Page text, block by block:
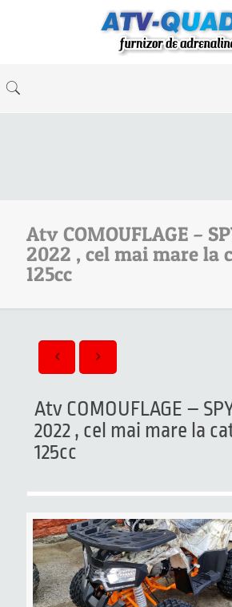
Atv COMOUFLAGE –
2022 , cel mai mare la
125cc
Atv COMOUFLAGE –
2022 , cel mai mare la
125cc